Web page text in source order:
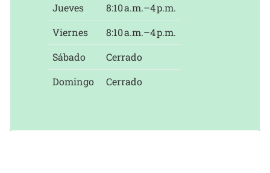
Jueves
8:10 a.m.–4 p.m.
Viernes
8:10 a.m.–4 p.m.
Sábado
Cerrado
Domingo
Cerrado